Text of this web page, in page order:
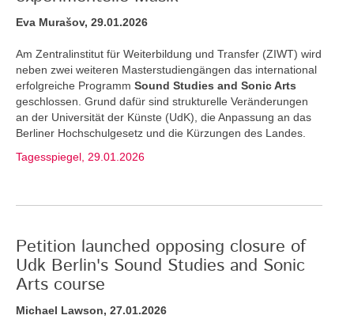
Eva Murašov, 29.01.2026
Am Zentralinstitut für Weiterbildung und Transfer (ZIWT) wird
neben zwei weiteren Masterstudiengängen das international
erfolgreiche Programm Sound Studies and Sonic Arts
geschlossen. Grund dafür sind strukturelle Veränderungen
an der Universität der Künste (UdK), die Anpassung an das
Berliner Hochschulgesetz und die Kürzungen des Landes.
Tagesspiegel, 29.01.2026
Petition launched opposing closure of
Udk Berlin's Sound Studies and Sonic
Arts course
Michael Lawson, 27.01.2026